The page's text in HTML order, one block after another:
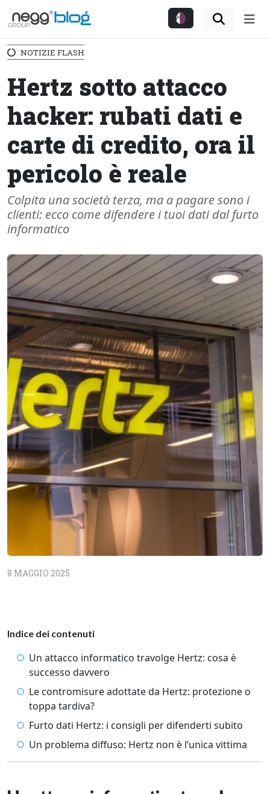
NOTIZIE FLASH
Hertz sotto attacco
hacker: rubati dati e
carte di credito, ora il
pericolo è reale
Colpita una società terza, ma a pagare sono i
clienti: ecco come difendere i tuoi dati dal furto
informatico
8 MAGGIO 2025
Indice dei contenuti
Un attacco informatico travolge Hertz: cosa è
successo davvero
Le contromisure adottate da Hertz: protezione o
toppa tardiva?
Furto dati Hertz: i consigli per difenderti subito
Un problema diffuso: Hertz non è l’unica vittima